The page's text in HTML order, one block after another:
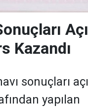
Kazandı
sonuçları
yapılan